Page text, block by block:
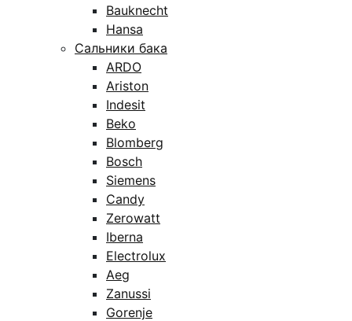
Bauknecht
Hansa
Сальники бака
ARDO
Ariston
Indesit
Beko
Blomberg
Bosch
Siemens
Candy
Zerowatt
Iberna
Electrolux
Aeg
Zanussi
Gorenje